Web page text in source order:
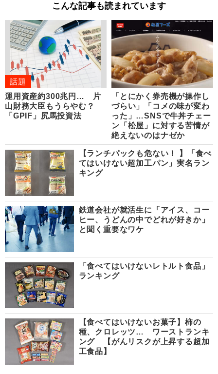
こんな記事も読まれています
話題
運用資産約300兆円… 片
山財務大臣もうらやむ？
「GPIF」尻馬投資法
「とにかく券売機が操作し
づらい」「コメの味が変わ
った」…SNSで牛丼チェー
ン「松屋」に対する苦情が
絶えないのはナゼか
【ランチパックも危ない！ 】「食べ
てはいけない超加工パン」実名ラン
キング
鉄道会社が就活生に「アイス、コー
ヒー、うどんの中でどれが好きか」
と聞く重要なワケ
「食べてはいけないレトルト食品」
ランキング
【食べてはいけないお菓子】柿の
種、クロレッツ… ワーストランキ
ング 【がんリスクが上昇する超加
工食品】